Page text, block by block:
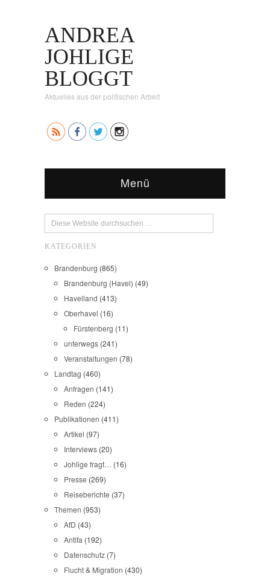
ANDREA
JOHLIGE
BLOGGT
Aktuelles aus der politischen Arbeit
Menü
KATEGORIEN
Brandenburg (865)
Brandenburg (Havel) (49)
Havelland (413)
Oberhavel (16)
Fürstenberg (11)
unterwegs (241)
Veranstaltungen (78)
Landtag (460)
Anfragen (141)
Reden (224)
Publikationen (411)
Artikel (97)
Interviews (20)
Johlige fragt… (16)
Presse (269)
Reiseberichte (37)
Themen (953)
AfD (43)
Antifa (192)
Datenschutz (7)
Flucht & Migration (430)